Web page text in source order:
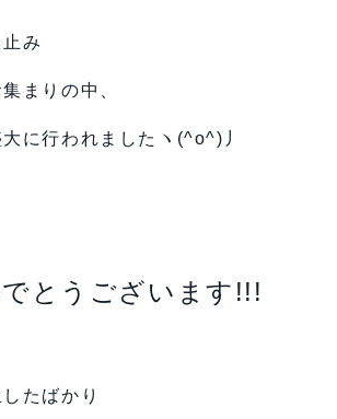
み
まりの中、
に行われましたヽ(^o^)丿
とうございます!!!
たばかり